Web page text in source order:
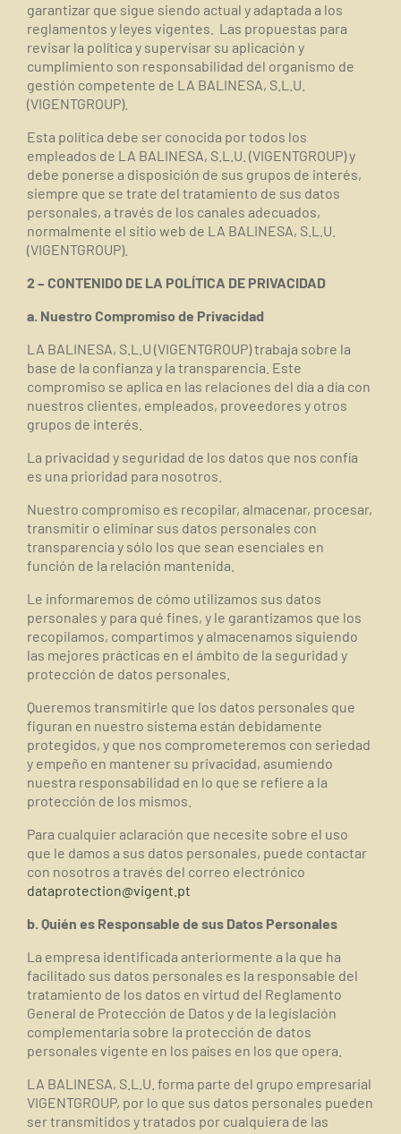
garantizar que sigue siendo actual y adaptada a los
reglamentos y leyes vigentes.
Las propuestas para
revisar la política y supervisar su aplicación y
cumplimiento son responsabilidad del organismo de
gestión competente de LA BALINESA, S.L.U.
(VIGENTGROUP).
Esta política debe ser conocida por todos los
empleados de LA BALINESA, S.L.U. (VIGENTGROUP) y
debe ponerse a disposición de sus grupos de interés,
siempre que se trate del tratamiento de sus datos
personales, a través de los canales adecuados,
normalmente el sitio web de LA BALINESA, S.L.U.
(VIGENTGROUP).
2 – CONTENIDO DE LA POLÍTICA DE PRIVACIDAD
a. Nuestro Compromiso de Privacidad
LA BALINESA, S.L.U (VIGENTGROUP) trabaja sobre la
base de la confianza y la transparencia. Este
compromiso se aplica en las relaciones del día a día con
nuestros clientes, empleados, proveedores y otros
grupos de interés.
La privacidad y seguridad de los datos que nos confía
es una prioridad para nosotros.
Nuestro compromiso es recopilar, almacenar, procesar,
transmitir o eliminar sus datos personales con
transparencia y sólo los que sean esenciales en
función de la relación mantenida.
Le informaremos de cómo utilizamos sus datos
personales y para qué fines, y le garantizamos que los
recopilamos, compartimos y almacenamos siguiendo
las mejores prácticas en el ámbito de la seguridad y
protección de datos personales.
Queremos transmitirle que los datos personales que
figuran en nuestro sistema están debidamente
protegidos, y que nos comprometeremos con seriedad
y empeño en mantener su privacidad, asumiendo
nuestra responsabilidad en lo que se refiere a la
protección de los mismos.
Para cualquier aclaración que necesite sobre el uso
que le damos a sus datos personales, puede contactar
con nosotros a través del correo electrónico
dataprotection@vigent.pt
b. Quién es Responsable de sus Datos Personales
La empresa identificada anteriormente a la que ha
facilitado sus datos personales es la responsable del
tratamiento de los datos en virtud del Reglamento
General de Protección de Datos y de la legislación
complementaria sobre la protección de datos
personales vigente en los países en los que opera.
LA BALINESA, S.L.U. forma parte del grupo empresarial
VIGENTGROUP, por lo que sus datos personales pueden
ser transmitidos y tratados por cualquiera de las